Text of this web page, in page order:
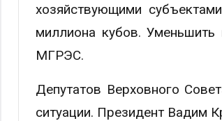
хозяйствующими
миллиона кубов. Уменьшить
МГРЭС.
Депутатов Верховного
ситуации. Президент Вадим